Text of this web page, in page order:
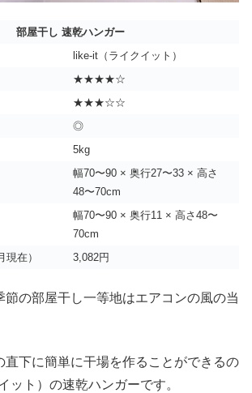
部屋干し 速乾ハンガー
like-it（ライクイット）
★★★★☆
★★★☆☆
◎
5kg
幅70〜90 × 奥行27〜33 × 高さ
48〜70cm
幅70〜90 × 奥行11 × 高さ48〜
70cm
在）
3,082円
節の部屋干し一等地はエアコンの風の当
直下に簡単に干場を作ることができるの
ット）の速乾ハンガーです。